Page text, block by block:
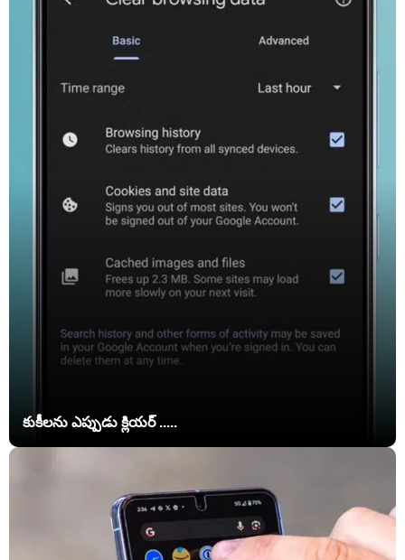
కుకీలను ఎప్పుడు క్లియర్ .....